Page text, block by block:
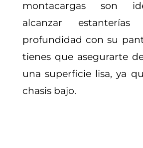
montacargas son
alcanzar
profundidad con su
tienes que asegurarte
una superficie lisa, ya
chasis bajo.